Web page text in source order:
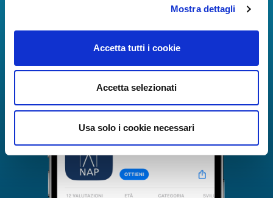
Mostra dettagli
Accetta tutti i cookie
Accetta selezionati
Usa solo i cookie necessari